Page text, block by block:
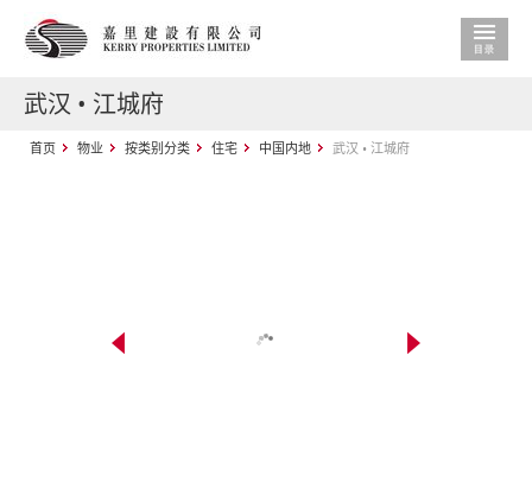
武汉 • 江城府
首页 物业 按类别分类 住宅 中国内地 武汉 • 江城府